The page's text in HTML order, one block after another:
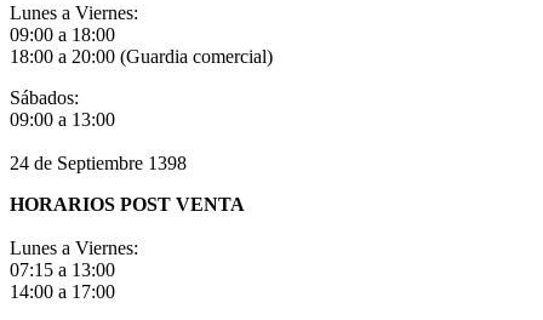
Lunes a Viernes:
09:00 a 18:00
18:00 a 20:00 (Guardia comercial)
Sábados:
09:00 a 13:00
24 de Septiembre 1398
HORARIOS POST VENTA
Lunes a Viernes:
07:15 a 13:00
14:00 a 17:00